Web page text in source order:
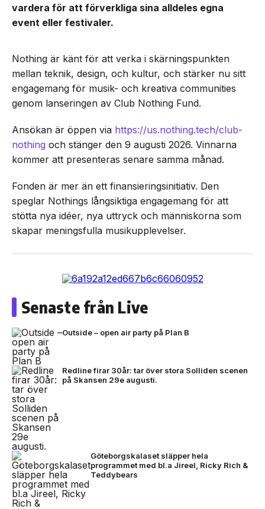
vardera för att förverkliga sina alldeles egna
event eller festivaler.
Nothing är känt för att verka i skärningspunkten
mellan teknik, design, och kultur, och stärker nu sitt
engagemang för musik- och kreativa communities
genom lanseringen av Club Nothing Fund.
Ansökan är öppen via https://us.nothing.tech/club-
nothing och stänger den 9 augusti 2026. Vinnarna
kommer att presenteras senare samma månad.
Fonden är mer än ett finansieringsinitiativ. Den
speglar Nothings långsiktiga engagemang för att
stötta nya idéer, nya uttryck och människorna som
skapar meningsfulla musikupplevelser.
Senaste från Live
Outside – open air party på Plan B
Redline firar 30år: tar över stora Solliden scenen
på Skansen 29e augusti.
Göteborgskalaset släpper hela
programmet med bl.a Jireel, Ricky Rich &
Teddybears